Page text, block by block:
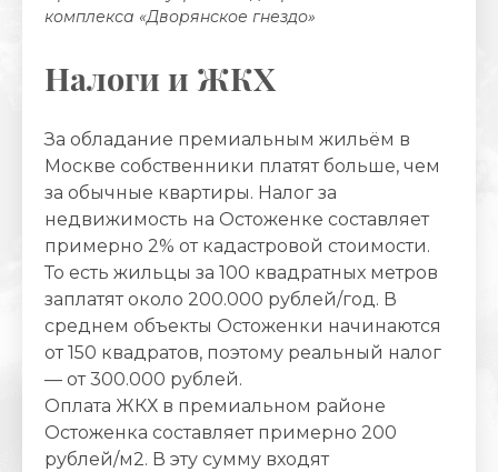
комплекса «Дворянское гнездо»
Налоги и ЖКХ
За обладание премиальным жильём в
Москве собственники платят больше, чем
за обычные квартиры. Налог за
недвижимость на Остоженке составляет
примерно 2% от кадастровой стоимости.
То есть жильцы за 100 квадратных метров
заплатят около 200.000 рублей/год. В
среднем объекты Остоженки начинаются
от 150 квадратов, поэтому реальный налог
— от 300.000 рублей.
Оплата ЖКХ в премиальном районе
Остоженка составляет примерно 200
рублей/м2. В эту сумму входят